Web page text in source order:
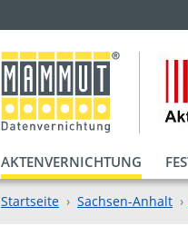
AKTENVERNICHTUNG
Startseite Sachsen-Anhalt